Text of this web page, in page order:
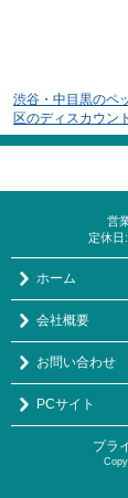
渋谷・中目黒のペ
区のディスカウン
営
定休
ホーム
会社概要
お問い合わせ
PCサイト
プラ